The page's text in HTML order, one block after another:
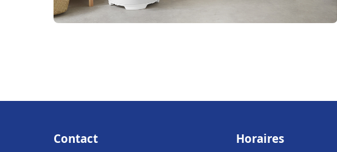
Contact Horaires